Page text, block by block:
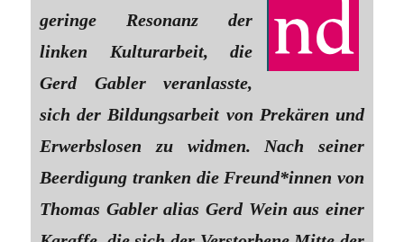
geringe Resonanz der
linken Kulturarbeit, die
Gerd Gabler veranlasste,
sich der Bildungsarbeit von Prekären und
Erwerbslosen zu widmen. Nach seiner
Beerdigung tranken die Freund*innen von
Thomas Gabler alias Gerd Wein aus einer